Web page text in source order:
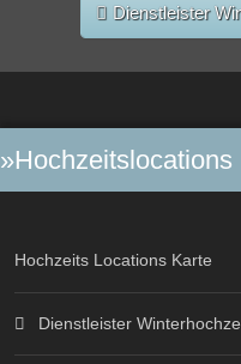
Dienstleister
Hochzeits Locations Karte
Dienstleister